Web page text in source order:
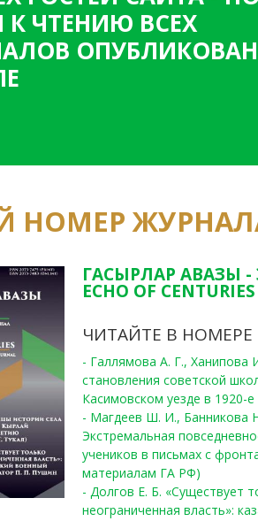
К ЧТЕНИЮ ВСЕХ
НОМЕР
ГАСЫРЛАР АВАЗЫ -
ECHO OF
ЧИТАЙТЕ В НОМЕРЕ
- Галлямова А. Г.,
становления советской
Касимовском уезде в 1920-е
- Магдеев Ш. И., Банникова
Экстремальная
учеников в письмах с
материалам ГА РФ)
- Долгов Е. Б. «Существует
неограниченная власть»: